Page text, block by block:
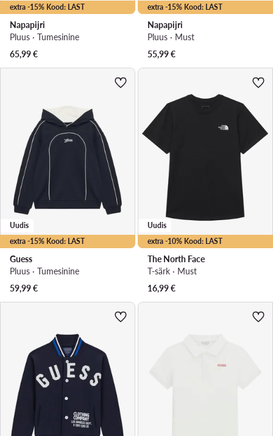
extra -15% Kood: LAST
Napapijri
Pluus · Tumesinine
65,99€
extra -15% Kood: LAST
Napapijri
Pluus · Must
55,99€
extra -15% Kood: LAST
Uudis
Guess
Pluus · Tumesinine
59,99€
extra -10% Kood: LAST
Uudis
The North Face
T-särk · Must
16,99€